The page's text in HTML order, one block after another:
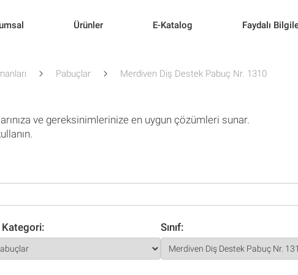
Ürünler E-Katalog Faydalı
Pabuçlar Merdiven Diş Destek Pabuç Nr. 1310
ve gereksinimlerinize en uygun çözümleri sunar.
Sınıf: